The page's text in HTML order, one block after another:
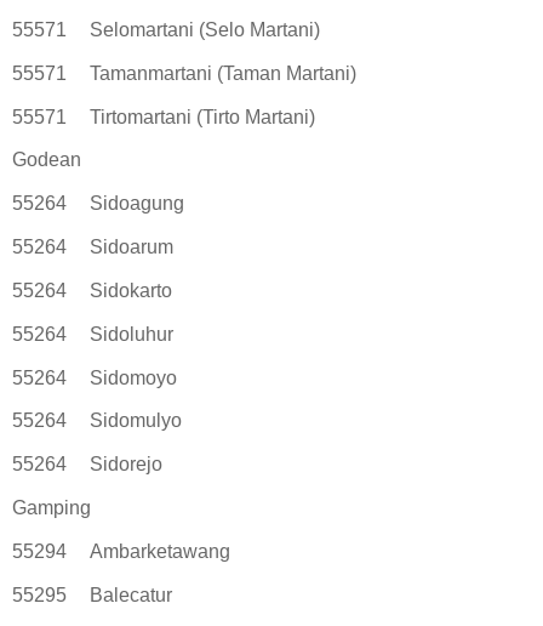
55571 Selomartani (Selo Martani)
55571 Tamanmartani (Taman Martani)
55571 Tirtomartani (Tirto Martani)
Godean
55264 Sidoagung
55264 Sidoarum
55264 Sidokarto
55264 Sidoluhur
55264 Sidomoyo
55264 Sidomulyo
55264 Sidorejo
Gamping
55294 Ambarketawang
55295 Balecatur